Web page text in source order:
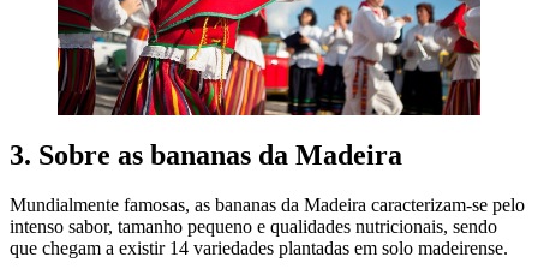
3. Sobre as bananas da Madeira
Mundialmente famosas, as bananas da Madeira caracterizam-se pelo
intenso sabor, tamanho pequeno e qualidades nutricionais, sendo
que chegam a existir 14 variedades plantadas em solo madeirense.